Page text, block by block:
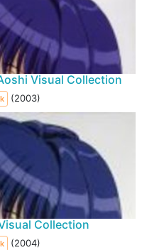
Visual Collection
(2003)
Collection
(2004)